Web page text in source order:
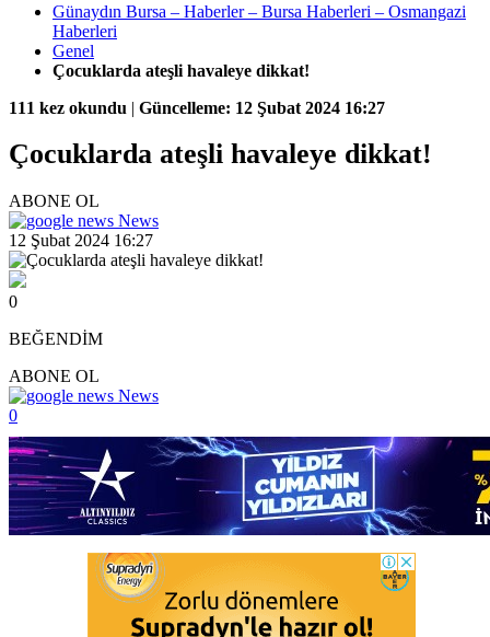
Günaydın Bursa – Haberler – Bursa Haberleri – Osmangazi
Haberleri
Genel
Çocuklarda ateşli havaleye dikkat!
111 kez okundu | Güncelleme: 12 Şubat 2024 16:27
Çocuklarda ateşli havaleye dikkat!
ABONE OL
News
12 Şubat 2024 16:27
0
BEĞENDİM
ABONE OL
News
0